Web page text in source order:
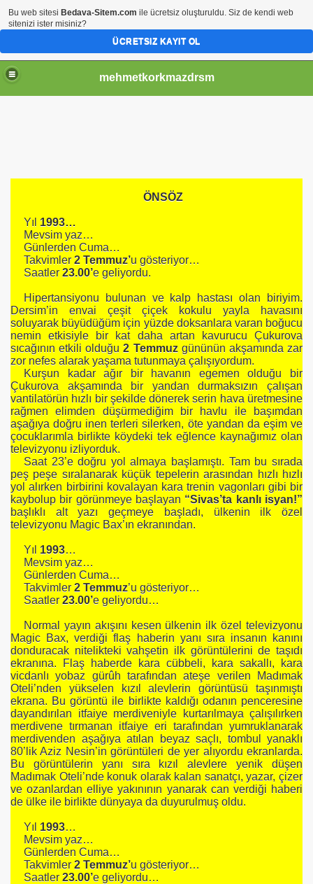
mehmetkorkmazdrsm
ÖNSÖZ
Yıl 1993…
Mevsim yaz…
Günlerden Cuma…
Takvimler 2 Temmuz’u gösteriyor…
Saatler 23.00’e geliyordu.
Hipertansiyonu bulunan ve kalp hastası olan biriyim.
Dersim’in envai çeşit çiçek kokulu yayla havasını
soluyarak büyüdüğüm için yüzde doksanlara varan boğucu
nemin etkisiyle bir kat daha artan kavurucu Çukurova
sıcağının etkili olduğu2 Temmuz gününün akşamında zar
zor nefes alarak yaşama tutunmaya çalışıyordum.
Kurşun kadar ağır bir havanın egemen olduğu bir
Çukurova akşamında bir yandan durmaksızın çalışan
vantilatörün hızlı bir şekilde dönerek serin hava üretmesine
rağmen elimden düşürmediğim bir havlu ile başımdan
aşağıya doğru inen terleri silerken, öte yandan da eşim ve
çocuklarımla birlikte köydeki tek eğlence kaynağımız olan
televizyonu izliyorduk.
Saat 23’e doğru yol almaya başlamıştı. Tam bu sırada
peş peşe sıralanarak küçük tepelerin arasından hızlı hızlı
yol alırken birbirini kovalayan kara trenin vagonları gibi bir
kaybolup bir görünmeye başlayan “Sivas’ta kanlı isyan!”
başlıklı alt yazı geçmeye başladı, ülkenin ilk özel
televizyonu Magic Bax’ın ekranından.
Yıl 1993…
Mevsim yaz…
Günlerden Cuma…
Takvimler 2 Temmuz’u gösteriyor…
Saatler 23.00’e geliyordu…
Normal yayın akışını kesen ülkenin ilk özel televizyonu
Magic Bax, verdiği flaş haberin yanı sıra insanın kanını
donduracak nitelikteki vahşetin ilk görüntülerini de taşıdı
ekranına. Flaş haberde kara cübbeli, kara sakallı, kara
vicdanlı yobaz gürûh tarafından ateşe verilen Madımak
Oteli’nden yükselen kızıl alevlerin görüntüsü taşınmıştı
ekrana. Bu görüntü ile birlikte kaldığı odanın penceresine
dayandırılan itfaiye merdiveniyle kurtarılmaya çalışılırken
merdivene tırmanan itfaiye eri tarafından yumruklanarak
merdivenden aşağıya atılan beyaz saçlı, tombul yanaklı
80’lik Aziz Nesin’in görüntüleri de yer alıyordu ekranlarda.
Bu görüntülerin yanı sıra kızıl alevlere yenik düşen
Madımak Oteli’nde konuk olarak kalan sanatçı, yazar, çizer
ve ozanlardan elliye yakınının yanarak can verdiği haberi
de ülke ile birlikte dünyaya da duyurulmuş oldu.
Yıl 1993…
Mevsim yaz…
Günlerden Cuma…
Takvimler 2 Temmuz’u gösteriyor…
Saatler 23.00’e geliyordu…
1
2
MİRAS: ZALİMİN ZULMÜ
Bu web sitesi Bedava-Sitem.com ile ücretsiz oluşturuldu. Siz de kendi web
sitenizi ister misiniz?
ÜCRETSIZ KAYIT OL